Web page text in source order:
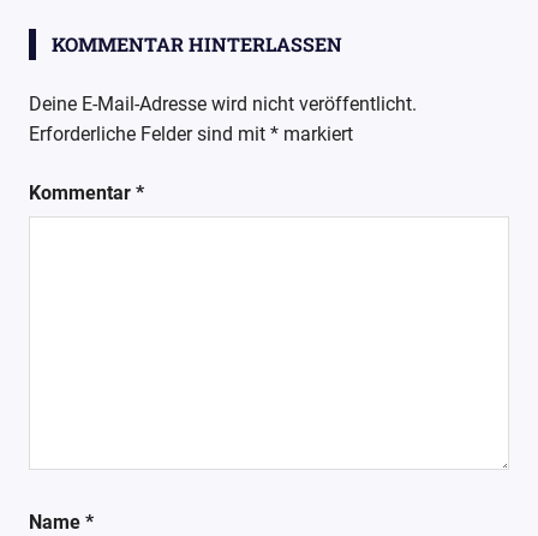
KOMMENTAR HINTERLASSEN
Deine E-Mail-Adresse wird nicht veröffentlicht.
Erforderliche Felder sind mit * markiert
Kommentar *
Name *